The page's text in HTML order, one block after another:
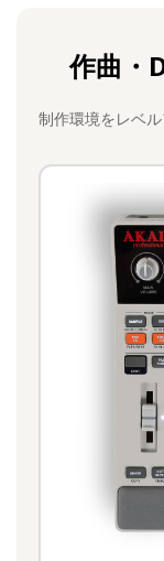
作曲・
制作環境をレベ